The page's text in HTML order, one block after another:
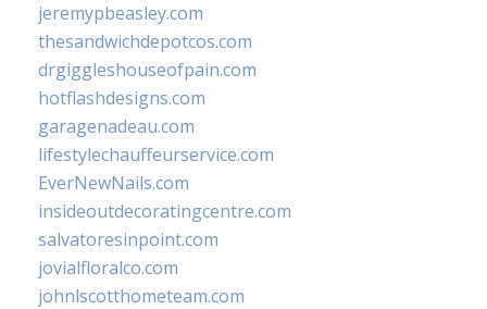
jeremypbeasley.com
thesandwichdepotcos.com
drgiggleshouseofpain.com
hotflashdesigns.com
garagenadeau.com
lifestylechauffeurservice.com
EverNewNails.com
insideoutdecoratingcentre.com
salvatoresinpoint.com
jovialfloralco.com
johnlscotthometeam.com